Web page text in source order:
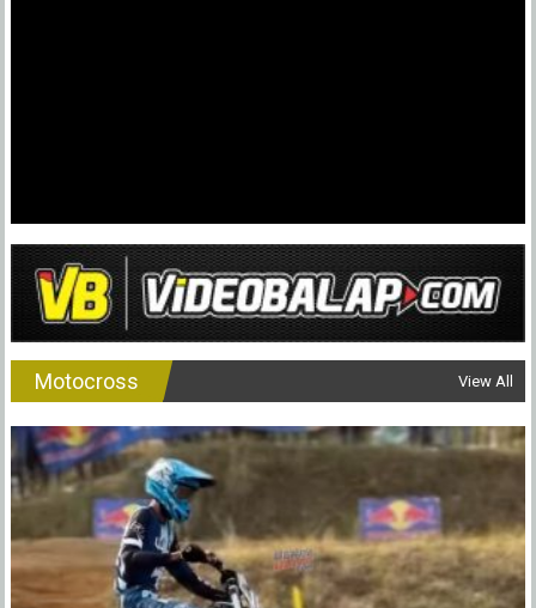
Motocross View All